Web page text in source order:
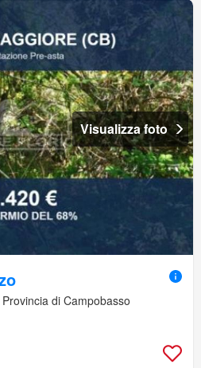
Visualizza foto
di Campobasso